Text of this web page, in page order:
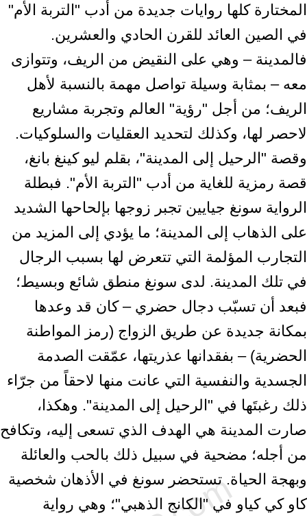
المختارة كلها روايات جديدة من أدب "التربة ‏الأم"
في الصين العائد للقرن الحادي والعشرين.
فالمدينة – وهي على النقيض من الريف، ‏وتتوازى
معه – بمثابة وسيلة تواصل مهمة بالنسبة لأهل
الريف؛ من أجل "رؤية" العالم ‏وتجربة مشاريع
لاحصر لها، وكذلك لتحديد العقليات والسلوكيات.
وقصة "الرحيل إلى ‏المدينة"، بقلم ليو كينغ بانغ،
قصة رمزية للغاية من أدب "التربة الأم". فبطلة
الرواية ‏سونغ جيايين تجبر زوجها بإلحاحها الشديد
على الذهاب إلى المدينة؛ ما يؤدي إلى المزيد ‏من
التجارب المؤلمة التي تتعرض لها بسبب الرجال
في تلك المدينة. لدى سونغ منطق ‏شائع وبسيط؛
فبعد أن تسبّب دجال حضري – كان قد وعدها
بمكانة جديدة عن طريق ‏الزواج (رمز المواطنة
الحضرية) – بفقدانها عذريتها، عمّقت الصدمة
الجسدية والنفسية ‏التي عانت منها لاحقاً من جرّاء
ذلك رغبتَها في "الرحيل إلى المدينة". وهكذا،
صارت ‏المدينة هي الهدف الذي تسعى إليه، وتكافح
من أجله؛ مضحية في سبيل ذلك بالحب ‏والعائلة
وبهجة الحياة. تستحضر سونغ في الأذهان شخصية
كاو كي كياو في "الكانج ‏الذهبي"؛ وهي رواية